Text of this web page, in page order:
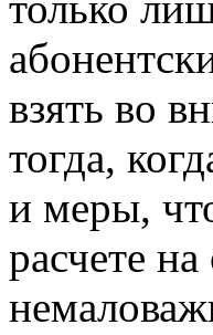
взять во
тогда,
и меры,
расчете